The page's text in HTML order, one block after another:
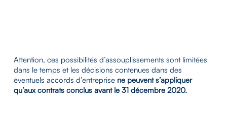
Attention, ces possibilités d’assouplissements sont limitées
dans le temps et les décisions contenues dans des
éventuels accords d’entreprise ne peuvent s’appliquer
qu’aux contrats conclus avant le 31 décembre 2020.